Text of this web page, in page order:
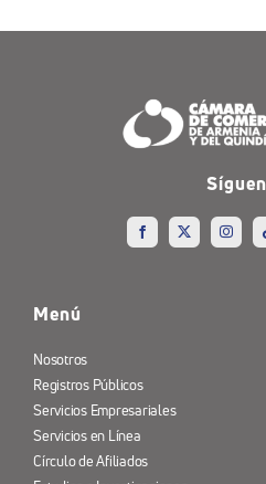
Menú
Nosotros
Registros Públicos
Servicios Empresariales
Servicios en Línea
Círculo de Afiliados